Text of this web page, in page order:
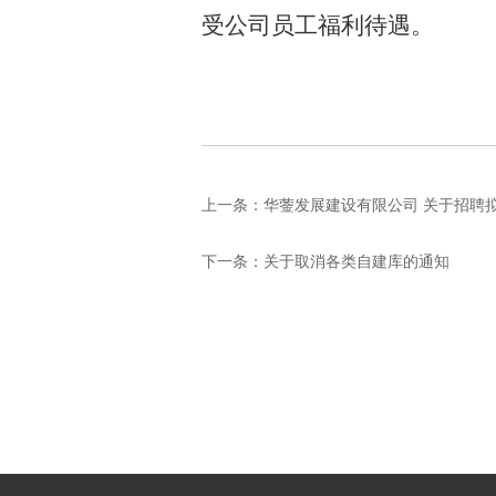
受公司员工福利待遇。
上一条：华蓥发展建设有限公司 关于招聘
下一条： 关于取消各类自建库的通知